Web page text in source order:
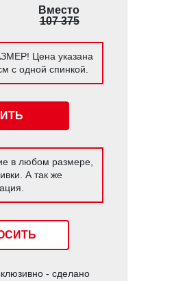
Вместо
107 375
Цена указана
с одной спинкой.
в любом размере,
А так же
- сделано